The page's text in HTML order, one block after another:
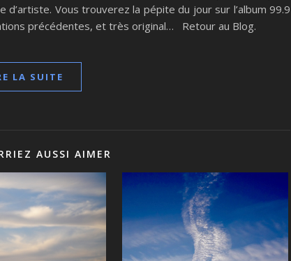
Vous trouverez la pépite du jour sur l’album 99.9
précédentes, et très original… Retour au Blog.
LA SUITE
AUSSI AIMER